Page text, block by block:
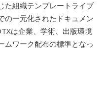
た組織テンプレートライブ
の一元化されたドキュメン
は企業、学術、出版環境
ムワーク配布の標準となっ